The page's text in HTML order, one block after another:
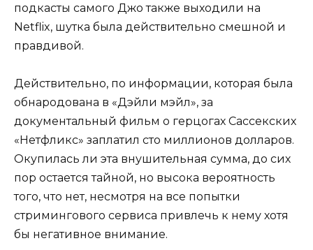
подкасты самого Джо также выходили на
Netflix, шутка была действительно смешной и
правдивой.
Действительно, по информации, которая была
обнародована в «Дэйли мэйл», за
документальный фильм о герцогах Сассекских
«Нетфликс» заплатил сто миллионов долларов.
Окупилась ли эта внушительная сумма, до сих
пор остается тайной, но высока вероятность
того, что нет, несмотря на все попытки
стримингового сервиса привлечь к нему хотя
бы негативное внимание.